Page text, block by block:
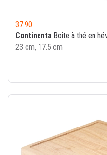
37.90
Continenta Boîte à thé en
23 cm, 17.5 cm